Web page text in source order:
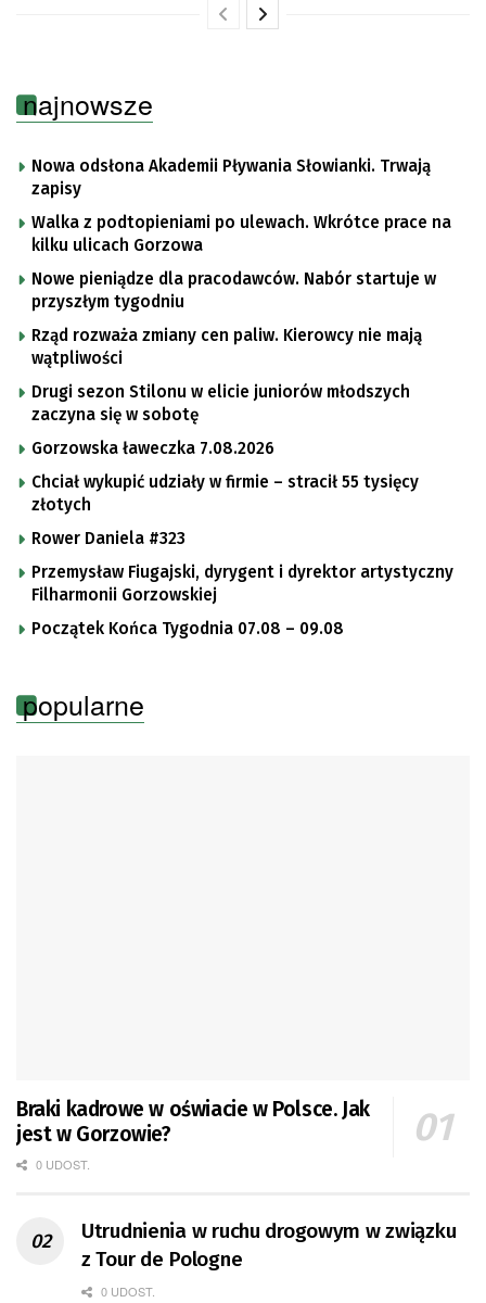
najnowsze
Nowa odsłona Akademii Pływania Słowianki. Trwają
zapisy
Walka z podtopieniami po ulewach. Wkrótce prace na
kilku ulicach Gorzowa
Nowe pieniądze dla pracodawców. Nabór startuje w
przyszłym tygodniu
Rząd rozważa zmiany cen paliw. Kierowcy nie mają
wątpliwości
Drugi sezon Stilonu w elicie juniorów młodszych
zaczyna się w sobotę
Gorzowska ławeczka 7.08.2026
Chciał wykupić udziały w firmie – stracił 55 tysięcy
złotych
Rower Daniela #323
Przemysław Fiugajski, dyrygent i dyrektor artystyczny
Filharmonii Gorzowskiej
Początek Końca Tygodnia 07.08 – 09.08
popularne
Braki kadrowe w oświacie w Polsce. Jak
jest w Gorzowie?
0 UDOST.
Utrudnienia w ruchu drogowym w związku
z Tour de Pologne
0 UDOST.